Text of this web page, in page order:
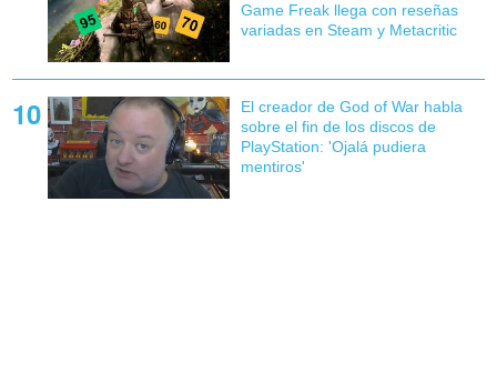
Game Freak llega con reseñas
variadas en Steam y Metacritic
El creador de God of War habla
sobre el fin de los discos de
PlayStation: 'Ojalá pudiera
mentiros'